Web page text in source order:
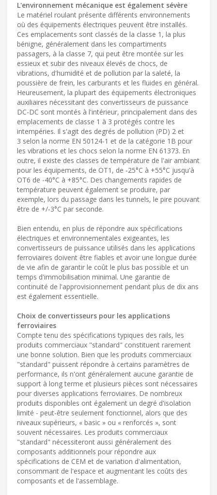
L'environnement mécanique est également sévère
Le matériel roulant présente différents environnements
où des équipements électriques peuvent être installés.
Ces emplacements sont classés de la classe 1, la plus
bénigne, généralement dans les compartiments
passagers, à la classe 7, qui peut être montée sur les
essieux et subir des niveaux élevés de chocs, de
vibrations, d'humidité et de pollution par la saleté, la
poussière de frein, les carburants et les fluides en général.
Heureusement, la plupart des équipements électroniques
auxiliaires nécessitant des convertisseurs de puissance
DC-DC sont montés à l'intérieur, principalement dans des
emplacements de classe 1 à 3 protégés contre les
intempéries. Il s'agit des degrés de pollution (PD) 2 et
3 selon la norme EN 50124-1 et de la catégorie 1B pour
les vibrations et les chocs selon la norme EN 61373. En
outre, il existe des classes de température de l'air ambiant
pour les équipements, de OT1, de -25°C à +55°C jusqu'à
OT6 de -40°C à +85°C. Des changements rapides de
température peuvent également se produire, par
exemple, lors du passage dans les tunnels, le pire pouvant
être de +/-3°C par seconde.
Bien entendu, en plus de répondre aux spécifications
électriques et environnementales exigeantes, les
convertisseurs de puissance utilisés dans les applications
ferroviaires doivent être fiables et avoir une longue durée
de vie afin de garantir le coût le plus bas possible et un
temps d'immobilisation minimal. Une garantie de
continuité de l'approvisionnement pendant plus de dix ans
est également essentielle.
Choix de convertisseurs pour les applications
ferroviaires
Compte tenu des spécifications typiques des rails, les
produits commerciaux "standard" constituent rarement
une bonne solution. Bien que les produits commerciaux
"standard" puissent répondre à certains paramètres de
performance, ils n'ont généralement aucune garantie de
support à long terme et plusieurs pièces sont nécessaires
pour diverses applications ferroviaires. De nombreux
produits disponibles ont également un degré d'isolation
limité - peut-être seulement fonctionnel, alors que des
niveaux supérieurs, « basic » ou « renforcés », sont
souvent nécessaires. Les produits commerciaux
"standard" nécessiteront aussi généralement des
composants additionnels pour répondre aux
spécifications de CEM et de variation d'alimentation,
consommant de l'espace et augmentant les coûts des
composants et de l'assemblage.